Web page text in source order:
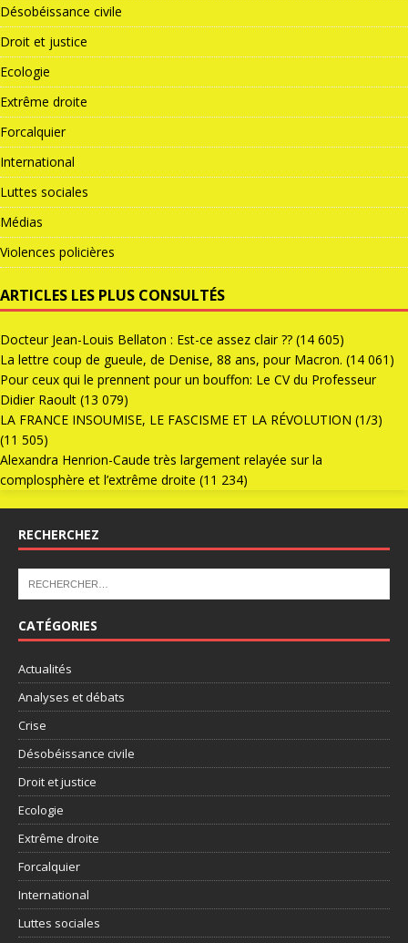
Désobéissance civile
Droit et justice
Ecologie
Extrême droite
Forcalquier
International
Luttes sociales
Médias
Violences policières
ARTICLES LES PLUS CONSULTÉS
Docteur Jean-Louis Bellaton : Est-ce assez clair ?? (14 605)
La lettre coup de gueule, de Denise, 88 ans, pour Macron. (14 061)
Pour ceux qui le prennent pour un bouffon: Le CV du Professeur
Didier Raoult (13 079)
LA FRANCE INSOUMISE, LE FASCISME ET LA RÉVOLUTION (1/3)
(11 505)
Alexandra Henrion-Caude très largement relayée sur la
complosphère et l’extrême droite (11 234)
RECHERCHEZ
CATÉGORIES
Actualités
Analyses et débats
Crise
Désobéissance civile
Droit et justice
Ecologie
Extrême droite
Forcalquier
International
Luttes sociales